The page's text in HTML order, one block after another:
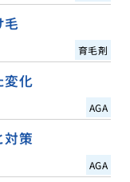
毛
育毛剤
変化
AGA
策
AGA